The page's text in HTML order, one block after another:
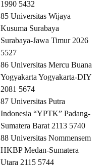
1990 5432
85 Universitas Wijaya
Kusuma Surabaya
Surabaya-Jawa Timur 2026
5527
86 Universitas Mercu Buana
Yogyakarta Yogyakarta-DIY
2081 5674
87 Universitas Putra
Indonesia “YPTK” Padang-
Sumatera Barat 2113 5740
88 Universitas Nommensem
HKBP Medan-Sumatera
Utara 2115 5744